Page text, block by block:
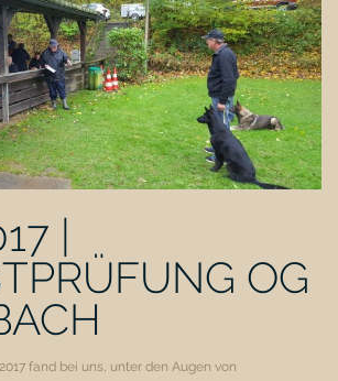
|
OG
fand bei uns, unter den Augen von